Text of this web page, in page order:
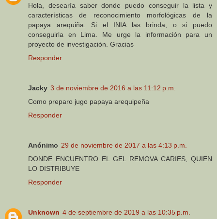
Hola, desearía saber donde puedo conseguir la lista y
características de reconocimiento morfológicas de la
papaya arequiña. Si el INIA las brinda, o si puedo
conseguirla en Lima. Me urge la información para un
proyecto de investigación. Gracias
Responder
Jacky 3 de noviembre de 2016 a las 11:12 p.m.
Como preparo jugo papaya arequipeña
Responder
Anónimo 29 de noviembre de 2017 a las 4:13 p.m.
DONDE ENCUENTRO EL GEL REMOVA CARIES, QUIEN
LO DISTRIBUYE
Responder
Unknown 4 de septiembre de 2019 a las 10:35 p.m.